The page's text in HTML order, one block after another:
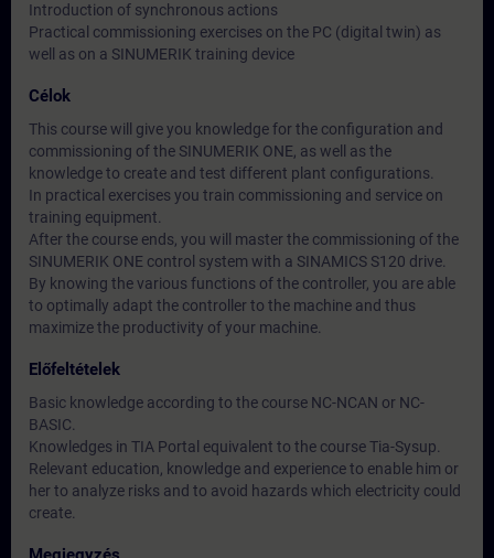
Introduction of synchronous actions
Practical commissioning exercises on the PC (digital twin) as
well as on a SINUMERIK training device
Célok
This course will give you knowledge for the configuration and
commissioning of the SINUMERIK ONE, as well as the
knowledge to create and test different plant configurations.
In practical exercises you train commissioning and service on
training equipment.
After the course ends, you will master the commissioning of the
SINUMERIK ONE control system with a SINAMICS S120 drive.
By knowing the various functions of the controller, you are able
to optimally adapt the controller to the machine and thus
maximize the productivity of your machine.
Előfeltételek
Basic knowledge according to the course NC-NCAN or NC-
BASIC.
Knowledges in TIA Portal equivalent to the course Tia-Sysup.
Relevant education, knowledge and experience to enable him or
her to analyze risks and to avoid hazards which electricity could
create.